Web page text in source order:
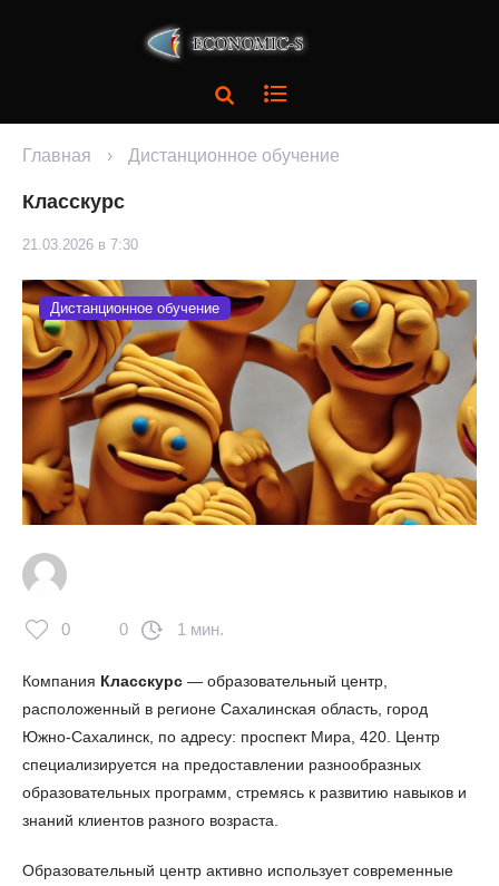
Главная › Дистанционное обучение
Класскурс
21.03.2026 в 7:30
Дистанционное обучение
0 0 1 мин.
Компания Класскурс — образовательный центр,
расположенный в регионе Сахалинская область, город
Южно-Сахалинск, по адресу: проспект Мира, 420. Центр
специализируется на предоставлении разнообразных
образовательных программ, стремясь к развитию навыков и
знаний клиентов разного возраста.
Образовательный центр активно использует современные